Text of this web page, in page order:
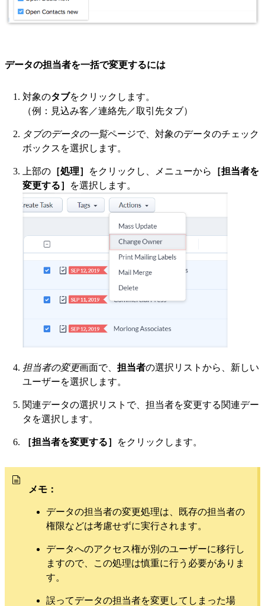
データの担当者を一括で変更するには
対象のタブをクリックします。
（例：見込み客／連絡先／取引先タブ）
タブのデータの一覧ページで、対象のデータのチェック
ボックスを選択します。
上部の ［処理］ をクリックし、メニューから
［担当者を
変更する］
を選択します。
担当者の変更画面で、 担当者の選択リストから、新しい
ユーザーを選択します。
関連データの選択リストで、担当者を変更する関連デー
タを選択します。
［担当者を変更する］ をクリックします。
メモ：
データの担当者の変更処理は、既存の担当者の
権限などは考慮せずに実行されます。
データへのアクセス権が別のユーザーに移行し
ますので、この処理は慎重に行う必要がありま
す。
誤ってデータの担当者を変更してしまった場